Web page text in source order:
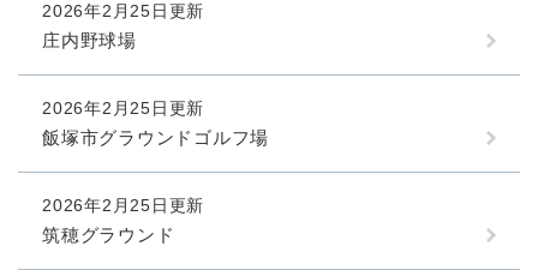
2026年2月25日更新
庄内野球場
2026年2月25日更新
飯塚市グラウンドゴルフ場
2026年2月25日更新
筑穂グラウンド